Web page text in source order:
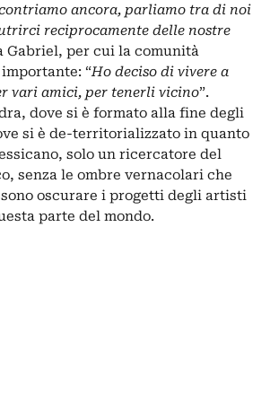
ancora, parliamo tra di noi
reciprocamente delle nostre
Gabriel, per cui la comunità
“Ho deciso di vivere a
vari amici, per tenerli vicino”.
dove si è formato alla fine degli
si è de-territorializzato in quanto
solo un ricercatore del
senza le ombre vernacolari che
oscurare i progetti degli artisti
parte del mondo.